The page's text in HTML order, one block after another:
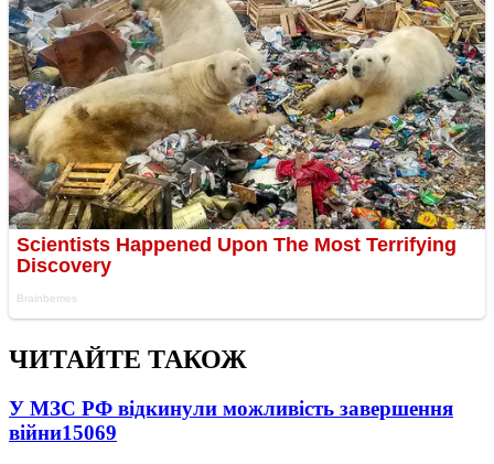
ЧИТАЙТЕ ТАКОЖ
У МЗС РФ відкинули можливість завершення
війни15069